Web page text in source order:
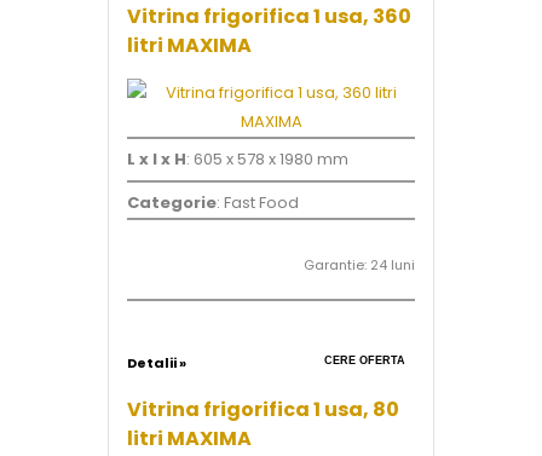
Vitrina frigorifica 1 usa, 360
litri MAXIMA
L x l x H: 605 x 578 x 1980 mm
Categorie: Fast Food
Garantie: 24 luni
Detalii » CERE OFERTA
Vitrina frigorifica 1 usa, 80
litri MAXIMA